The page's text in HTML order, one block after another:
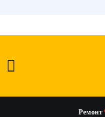
Ремонт